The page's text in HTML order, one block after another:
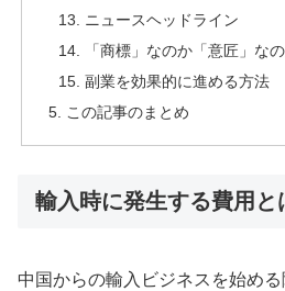
ニュースヘッドライン
「商標」なのか「意匠」な
副業を効果的に進める方法
この記事のまとめ
輸入時に発生する費用と
中国からの輸入ビジネスを始め